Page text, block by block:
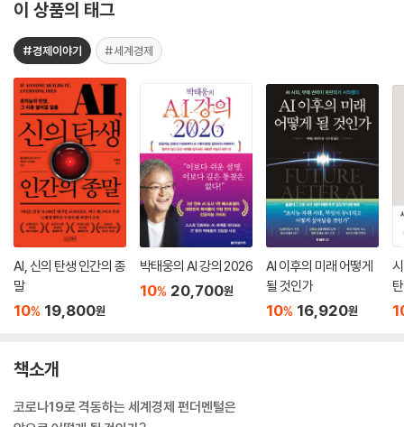
이 상품의 태그
#경제이야기 #세계경제
AI, 신의 탄생 인간의 종
말
10% 19,800원
박태웅의 AI 강의 2026
10% 20,700원
AI 이후의 미래 어떻게
될 것인가
10% 16,920원
책소개
코로나19로 격동하는 세계경제 펀더멘털은